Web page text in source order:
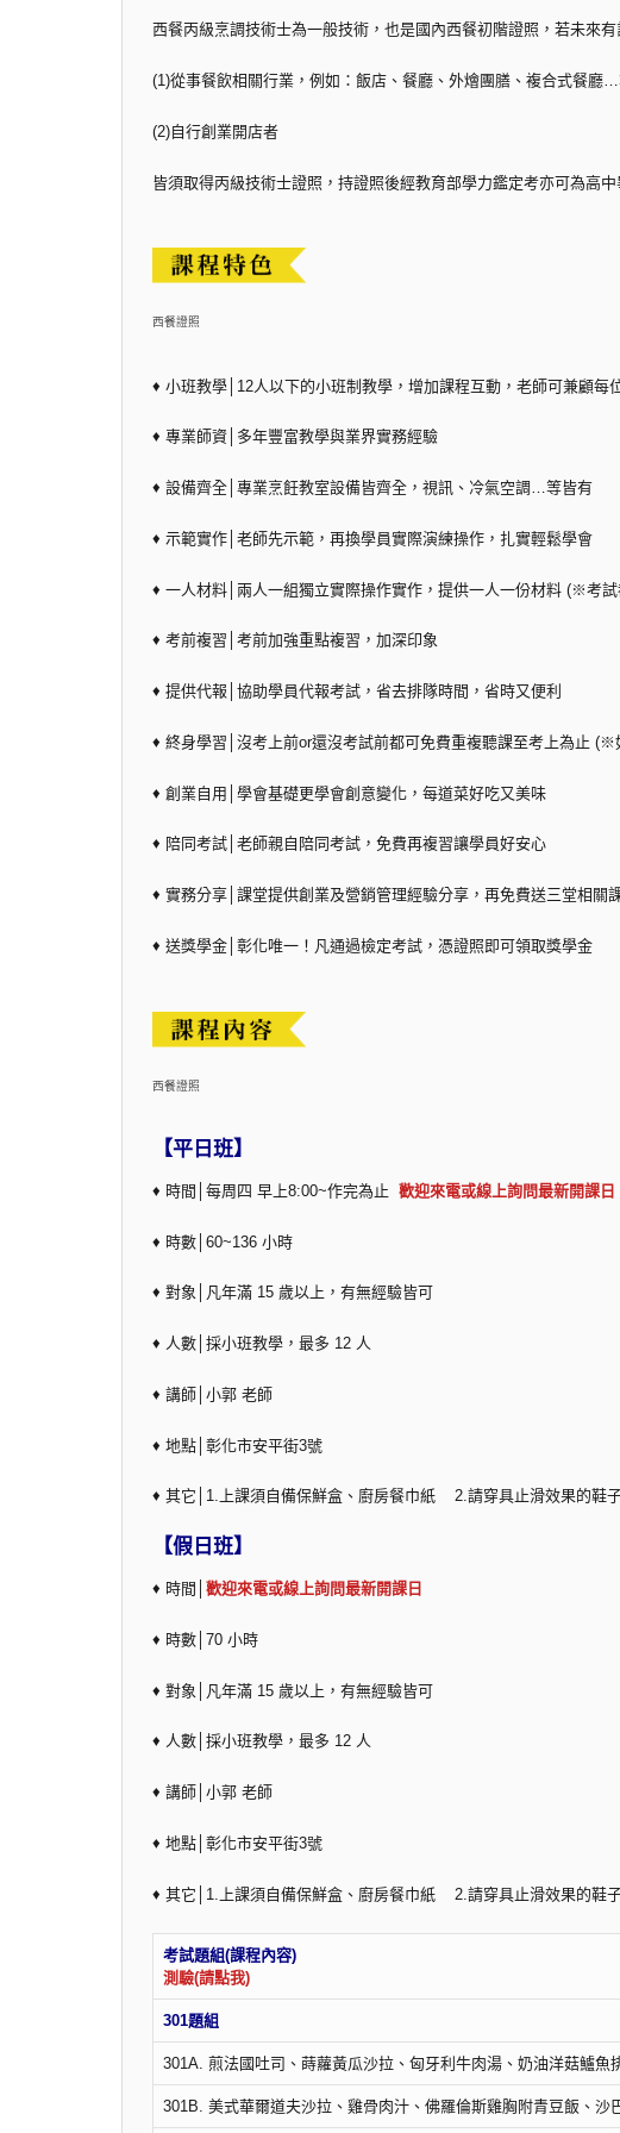
西餐丙級烹調技術士為一般技術，也是國內西餐初階證照，若未來有
(1)從事餐飲相關行業，例如：飯店、餐廳、外燴團膳、複合式餐廳
(2)自行創業開店者
皆須取得丙級技術士證照，持證照後經教育部學力鑑定考亦可為高
西餐證照
♦ 小班教學│12人以下的小班制教學，增加課程互動，老師可兼顧每
♦ 專業師資│多年豐富教學與業界實務經驗
♦ 設備齊全│專業烹飪教室設備皆齊全，視訊、冷氣空調…等皆有
♦ 示範實作│老師先示範，再換學員實際演練操作，扎實輕鬆學會
♦ 一人材料│兩人一組獨立實際操作實作，提供一人一份材料 (※考
♦ 考前複習│考前加強重點複習，加深印象
♦ 提供代報│協助學員代報考試，省去排隊時間，省時又便利
♦ 終身學習│沒考上前or還沒考試前都可免費重複聽課至考上為止 (※
♦ 創業自用│學會基礎更學會創意變化，每道菜好吃又美味
♦ 陪同考試│老師親自陪同考試，免費再複習讓學員好安心
♦ 實務分享│課堂提供創業及營銷管理經驗分享，再免費送三堂相關
♦ 送獎學金│彰化唯一！凡通過檢定考試，憑證照即可領取獎學金
西餐證照
【平日班】
♦ 時間│每周四 早上8:00~作完為止 歡迎來電或線上詢問最新開課日
♦ 時數│60~136 小時
♦ 對象│凡年滿 15 歲以上，有無經驗皆可
♦ 人數│採小班教學，最多 12 人
♦ 講師│小郭 老師
♦ 地點│彰化市安平街3號
♦ 其它│1.上課須自備保鮮盒、廚房餐巾紙 2.請穿具止滑效果的鞋
【假日班】
♦ 時間│ 歡迎來電或線上詢問最新開課日
♦ 時數│70 小時
♦ 對象│凡年滿 15 歲以上，有無經驗皆可
♦ 人數│採小班教學，最多 12 人
♦ 講師│小郭 老師
♦ 地點│彰化市安平街3號
♦ 其它│1.上課須自備保鮮盒、廚房餐巾紙 2.請穿具止滑效果的鞋
考試題
測驗(請點我)
301題組
301A. 煎法國吐司、蒔蘿黃瓜沙拉、匈牙利牛肉湯、奶油洋菇鱸魚
301B. 美式華爾道夫沙拉、雞骨肉汁、佛羅倫斯雞胸附青豆飯、沙